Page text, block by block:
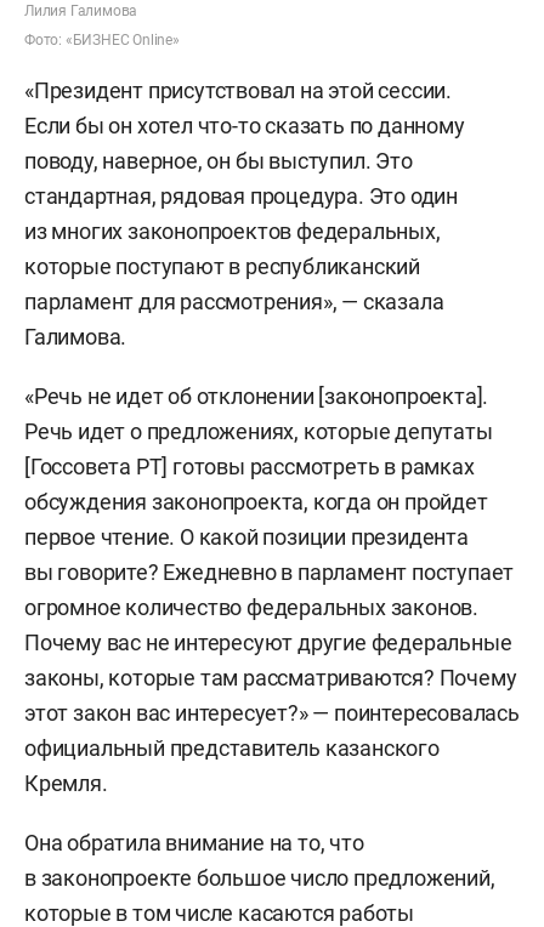
Лилия Галимова
Фото: «БИЗНЕС Online»
«Президент присутствовал на этой сессии.
Если бы он хотел что-то сказать по данному
поводу, наверное, он бы выступил. Это
стандартная, рядовая процедура. Это один
из многих законопроектов федеральных,
которые поступают в республиканский
парламент для рассмотрения», — сказала
Галимова.
«Речь не идет об отклонении [законопроекта].
Речь идет о предложениях, которые депутаты
[Госсовета РТ] готовы рассмотреть в рамках
обсуждения законопроекта, когда он пройдет
первое чтение. О какой позиции президента
вы говорите? Ежедневно в парламент поступает
огромное количество федеральных законов.
Почему вас не интересуют другие федеральные
законы, которые там рассматриваются? Почему
этот закон вас интересует?» — поинтересовалась
официальный представитель казанского
Кремля.
Она обратила внимание на то, что
в законопроекте большое число предложений,
которые в том числе касаются работы